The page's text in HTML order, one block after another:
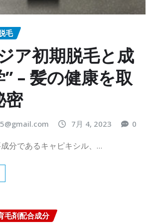
毛
ア初期脱毛と成
– 髪の健康を取
密
7月 4, 2023 0
分であるキャピキシル、…
毛剤配合成分